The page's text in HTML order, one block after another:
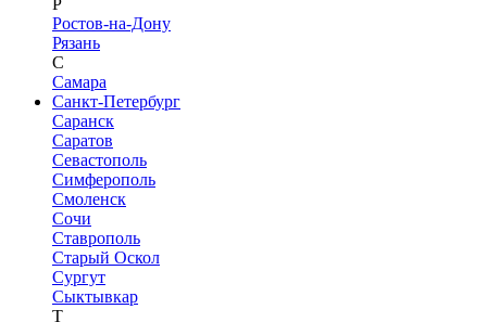
Р
Ростов-на-Дону
Рязань
С
Самара
Санкт-Петербург
Саранск
Саратов
Севастополь
Симферополь
Смоленск
Сочи
Ставрополь
Старый Оскол
Сургут
Сыктывкар
Т